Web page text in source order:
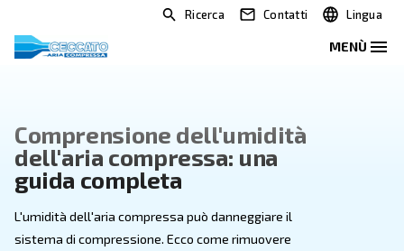
Ricerca Contatti
Comprensione dell'umidità
dell'aria compressa: una
guida completa